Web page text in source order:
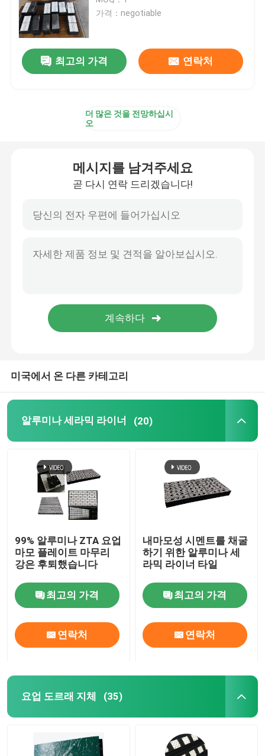
요업 도르래 지체
컨베이어 벨트차 지체
컨베이어 충격봉
컨베이어 영향 베드
폴리우레탄 쉬트
요업 웨어 타일
컨베이어 벨트 크리너
가격：negotiable
최고의 가격 연락처
더 많은 것을 전망하십시
오
메시지를 남겨주세요
곧 다시 연락 드리겠습니다!
미국에서 온 다른 카테고리
알루미나 세라믹 라이너 (20)
99% 알루미나 ZTA 요업
마모 플레이트 마무리
강은 후퇴했습니다
최고의 가격
연락처
내마모성 시멘트를 채굴
하기 위한 알루미나 세
라믹 라이너 타일
최고의 가격
연락처
요업 도르래 지체 (35)